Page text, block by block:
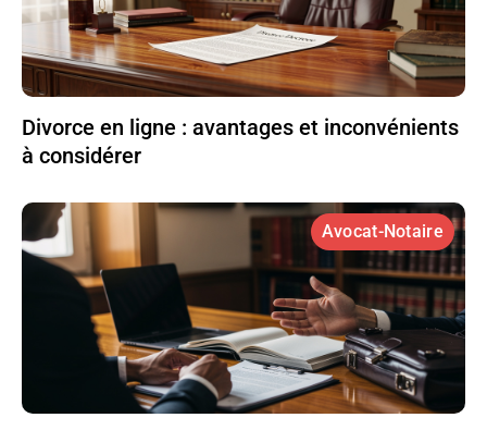
Divorce en ligne : avantages et inconvénients
à considérer
Avocat-Notaire